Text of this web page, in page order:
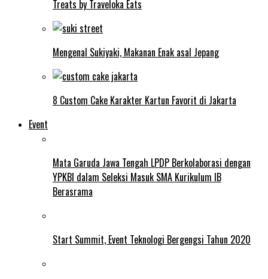
Treats by Traveloka Eats
Mengenal Sukiyaki, Makanan Enak asal Jepang
8 Custom Cake Karakter Kartun Favorit di Jakarta
Event
Mata Garuda Jawa Tengah LPDP Berkolaborasi dengan
YPKBI dalam Seleksi Masuk SMA Kurikulum IB
Berasrama
Start Summit, Event Teknologi Bergengsi Tahun 2020